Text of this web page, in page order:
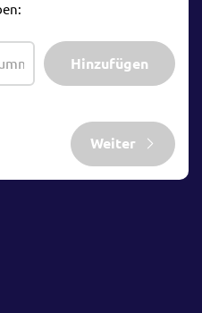
Hinzufügen
Weiter